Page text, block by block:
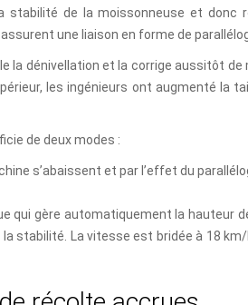
stabilité de la moissonneuse et
une liaison en forme de
la dénivellation et la corrige aussitôt de
les ingénieurs ont augmenté la
de deux modes :
s’abaissent et par l’effet du
qui gère automatiquement la hauteur
stabilité. La vitesse est bridée à 18